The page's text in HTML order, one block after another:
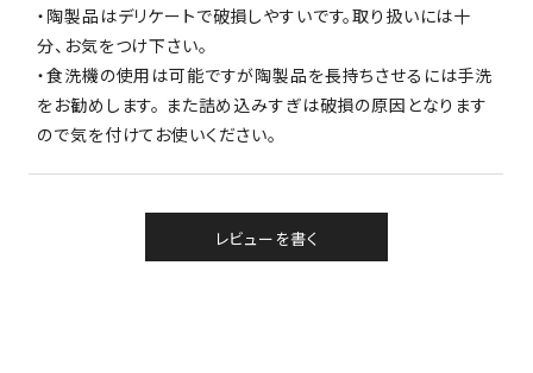
・陶製品はデリケートで破損しやすいです。取り扱いには十
分、お気をつけ下さい。
・食洗機の使用は可能ですが陶製品を長持ちさせるには手洗
をお勧めします。 また詰め込みすぎは破損の原因となります
ので気を付けてお使いください。
レビューを書く